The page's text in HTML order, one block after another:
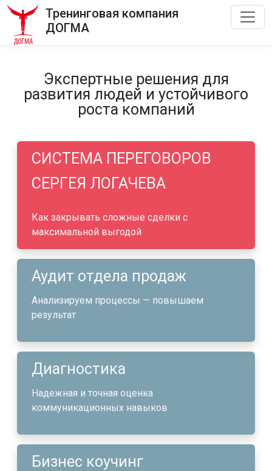
Тренинговая компания
ДОГМА
Экспертные решения для
развития людей и устойчивого
роста компаний
СИСТЕМА ПЕРЕГОВОРОВ
СЕРГЕЯ ЛОГАЧЕВА
Как закрывать сложные сделки с
максимальной выгодой
Аудит отдела продаж
Анализируем процессы — повышаем
результат
Диагностика
Надежная и точная оценка
коммуникационных навыков
Бизнес коучинг